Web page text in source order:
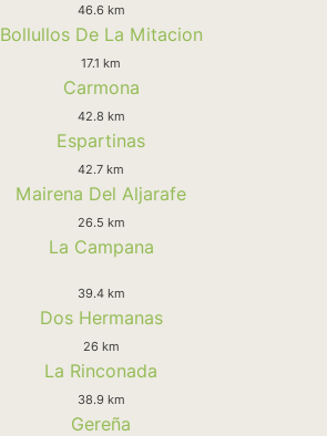
46.6 km
Bollullos De La Mitacion
17.1 km
Carmona
42.8 km
Espartinas
42.7 km
Mairena Del Aljarafe
26.5 km
La Campana
39.4 km
Dos Hermanas
26 km
La Rinconada
38.9 km
Gereña